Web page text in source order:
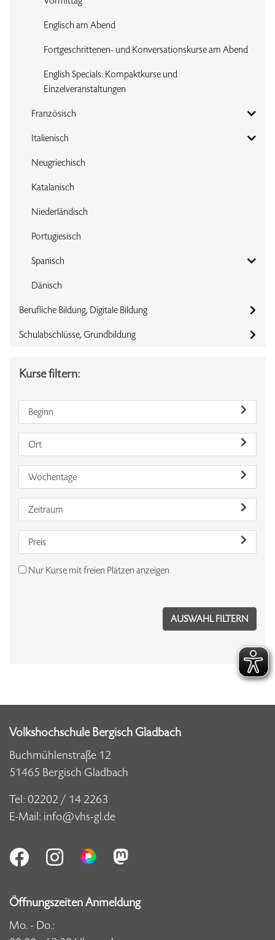
Englisch am Abend
Fortgeschrittenen- und Konversationskurse am Abend
English Specials: Kompaktkurse und
Einzelveranstaltungen
Französisch
Italienisch
Neugriechisch
Katalanisch
Niederländisch
Portugiesisch
Spanisch
Dänisch
Berufliche Bildung, Digitale Bildung
Schulabschlüsse, Grundbildung
Kurse filtern:
Beginn
Ort
Wochentage
Zeitraum
Preis
Nur Kurse mit freien Plätzen anzeigen
Volkshochschule Bergisch Gladbach
Buchmühlenstraße 12
51465 Bergisch Gladbach
Tel: 02202 / 14 2263
E-Mail: info@vhs-gl.de
Öffnungszeiten Anmeldung
Mo. - Do.: